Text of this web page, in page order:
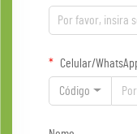
Celular/
Código